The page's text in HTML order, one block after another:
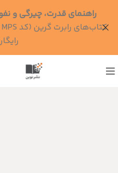
راهنمای قدرت، چیرگی و